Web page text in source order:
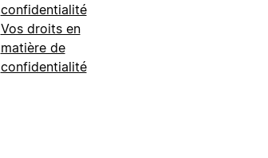
confidentialité
Vos droits en
matière de
confidentialité